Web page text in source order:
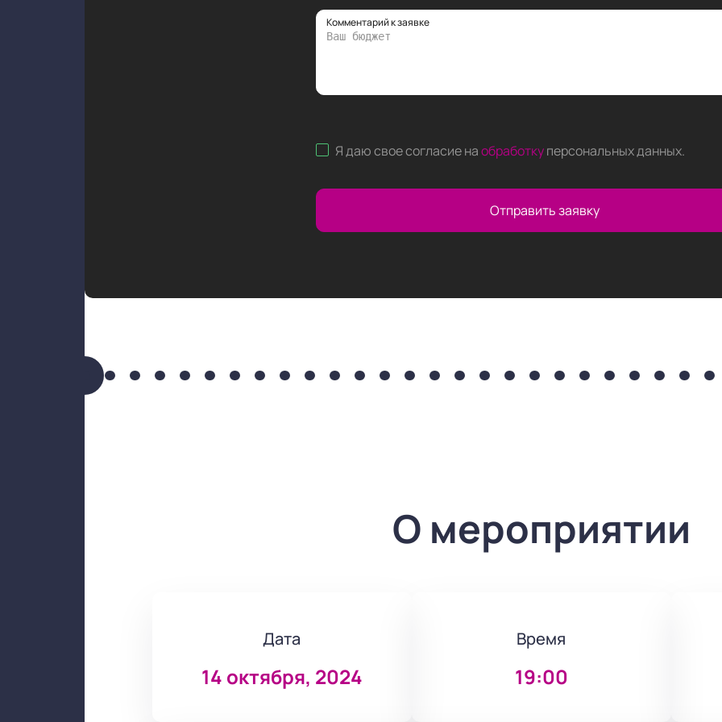
Комментарий к заявке
Я даю свое согласие наобработку персональных данных.
Отправить заявку
О мероприятии
Дата
14 октября, 2024
Время
19:00